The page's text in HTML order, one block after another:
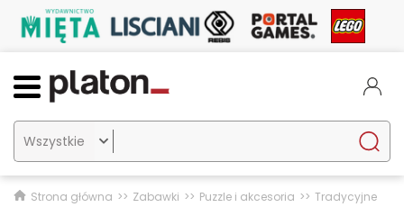

Strona główna Zabawki Puzzle i akcesoria Tradycyjne